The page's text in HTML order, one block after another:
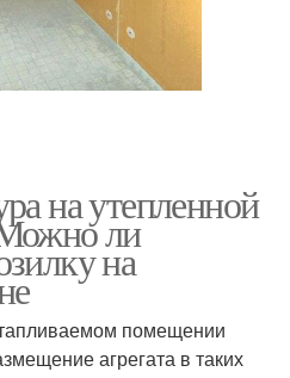
на утепленной
ли
на
помещении
агрегата в таких